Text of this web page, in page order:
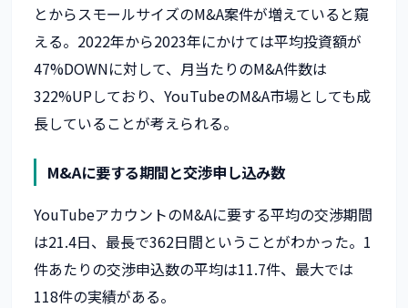
とからスモールサイズのM&A案件が増えていると窺
える。2022年から2023年にかけては平均投資額が
47%DOWNに対して、月当たりのM&A件数は
322%UPしており、YouTubeのM&A市場としても成
長していることが考えられる。
M&Aに要する期間と交渉申し込み数
YouTubeアカウントのM&Aに要する平均の交渉期間
は21.4日、最長で362日間ということがわかった。1
件あたりの交渉申込数の平均は11.7件、最大では
118件の実績がある。